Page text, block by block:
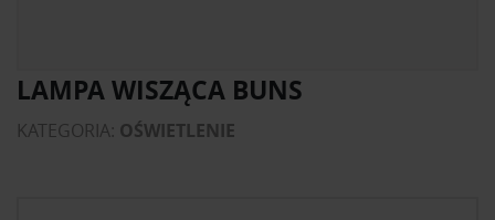
LAMPA WISZĄCA BUNS
KATEGORIA: OŚWIETLENIE